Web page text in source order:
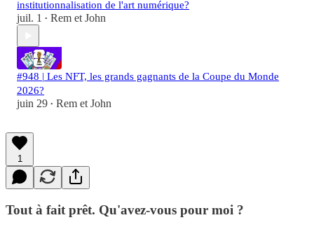
institutionnalisation de l'art numérique?
juil. 1 • Rem et John
#948 | Les NFT, les grands gagnants de la Coupe du Monde
2026?
juin 29 • Rem et John
1
Tout à fait prêt. Qu'avez-vous pour moi ?